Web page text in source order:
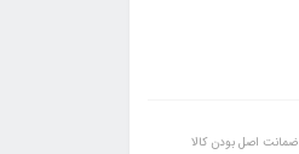
ضمانت اصل بودن کالا